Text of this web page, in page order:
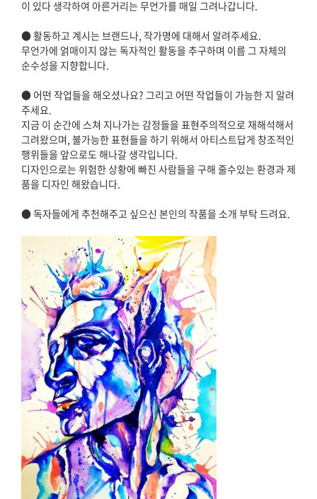
이 있다 생각하여 아른거리는 무언가를 매일 그려나갑니다.
● 활동하고 계시는 브랜드나, 작가명에 대해서 알려주세요.
무언가에 얽매이지 않는 독자적인 활동을 추구하며 이름 그 자체의
순수성을 지향합니다.
● 어떤 작업들을 해오셨나요? 그리고 어떤 작업들이 가능한 지 알려
주세요.
지금 이 순간에 스쳐 지나가는 감정들을 표현주의적으로 재해석해서
그려왔으며, 불가능한 표현들을 하기 위해서 아티스트답게 창조적인
행위들을 앞으로도 해나갈 생각입니다.
디자인으로는 위험한 상황에 빠진 사람들을 구해 줄수있는 환경과 제
품을 디자인 해왔습니다.
● 독자들에게 추천해주고 싶으신 본인의 작품을 소개 부탁 드려요.